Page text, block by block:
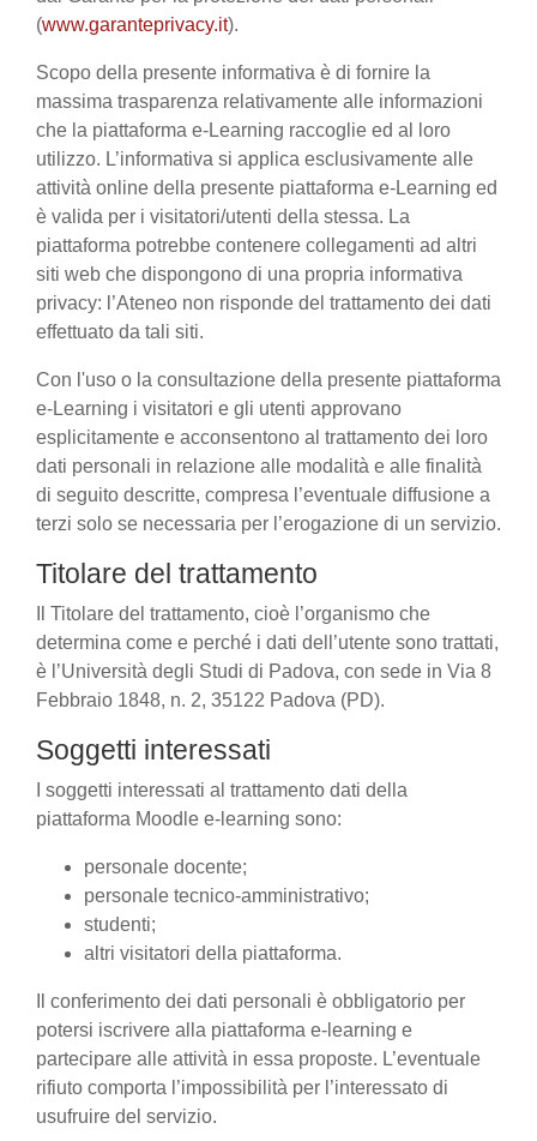
(www.garanteprivacy.it).
Scopo della presente informativa è di fornire la
massima trasparenza relativamente alle informazioni
che la piattaforma e-Learning raccoglie ed al loro
utilizzo. L’informativa si applica esclusivamente alle
attività online della presente piattaforma e-Learning ed
è valida per i visitatori/utenti della stessa. La
piattaforma potrebbe contenere collegamenti ad altri
siti web che dispongono di una propria informativa
privacy: l’Ateneo non risponde del trattamento dei dati
effettuato da tali siti.
Con l'uso o la consultazione della presente piattaforma
e-Learning i visitatori e gli utenti approvano
esplicitamente e acconsentono al trattamento dei loro
dati personali in relazione alle modalità e alle finalità
di seguito descritte, compresa l’eventuale diffusione a
terzi solo se necessaria per l’erogazione di un servizio.
Titolare del trattamento
Il Titolare del trattamento, cioè l’organismo che
determina come e perché i dati dell’utente sono trattati,
è l’Università degli Studi di Padova, con sede in Via 8
Febbraio 1848, n. 2, 35122 Padova (PD).
Soggetti interessati
I soggetti interessati al trattamento dati della
piattaforma Moodle e-learning sono:
personale docente;
personale tecnico-amministrativo;
studenti;
altri visitatori della piattaforma.
Il conferimento dei dati personali è obbligatorio per
potersi iscrivere alla piattaforma e-learning e
partecipare alle attività in essa proposte. L’eventuale
rifiuto comporta l’impossibilità per l’interessato di
usufruire del servizio.